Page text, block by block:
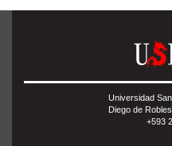
Universidad
Diego de
+593